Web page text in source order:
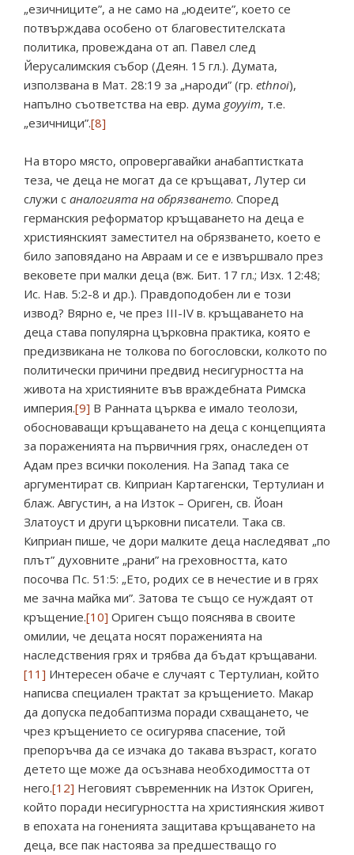
„езичниците”, а не само на „юдеите”, което се
потвърждава особено от благовестителската
политика, провеждана от ап. Павел след
Йерусалимския събор (Деян. 15 гл.). Думата,
използвана в Мат. 28:19 за „народи” (гр. ethnoi),
напълно съответства на евр. дума goyyim, т.е.
„езичници”.[8]
На второ място, опровергавайки анабаптистката
теза, че деца не могат да се кръщават, Лутер си
служи с аналогията на обрязването. Според
германския реформатор кръщаването на деца е
християнският заместител на обрязването, което е
било заповядано на Авраам и се е извършвало през
вековете при малки деца (вж. Бит. 17 гл.; Изх. 12:48;
Ис. Нав. 5:2-8 и др.). Правдоподобен ли е този
извод? Вярно е, че през ІІІ-IV в. кръщаването на
деца става популярна църковна практика, която е
предизвикана не толкова по богословски, колкото по
политически причини предвид несигурността на
живота на християните във враждебната Римска
империя.[9] В Ранната църква е имало теолози,
обосноваващи кръщаването на деца с концепцията
за пораженията на първичния грях, онаследен от
Адам през всички поколения. На Запад така се
аргументират св. Киприан Картагенски, Тертулиан и
блаж. Августин, а на Изток – Ориген, св. Йоан
Златоуст и други църковни писатели. Така св.
Киприан пише, че дори малките деца наследяват „по
плът” духовните „рани” на греховността, като
посочва Пс. 51:5: „Ето, родих се в нечестие и в грях
ме зачна майка ми”. Затова те също се нуждаят от
кръщение.[10] Ориген също пояснява в своите
омилии, че децата носят пораженията на
наследствения грях и трябва да бъдат кръщавани.
[11] Интересен обаче е случаят с Тертулиан, който
написва специален трактат за кръщението. Макар
да допуска педобаптизма поради схващането, че
чрез кръщението се осигурява спасение, той
препоръчва да се изчака до такава възраст, когато
детето ще може да осъзнава необходимостта от
него.[12] Неговият съвременник на Изток Ориген,
който поради несигурността на християнския живот
в епохата на гоненията защитава кръщаването на
деца, все пак настоява за предшестващо го